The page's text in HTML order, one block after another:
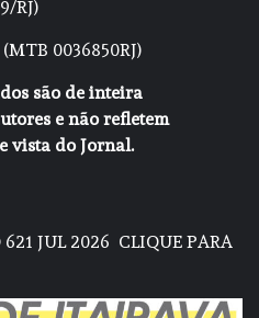
RJ)
0036850RJ)
são de inteira
e não refletem
vista do Jornal.
JUL 2026 CLIQUE PARA